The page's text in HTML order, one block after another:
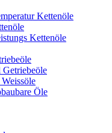
Kettenöle
Kettenöle
Getriebeöle
Öle